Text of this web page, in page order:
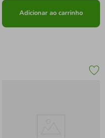
Adicionar ao carrinho